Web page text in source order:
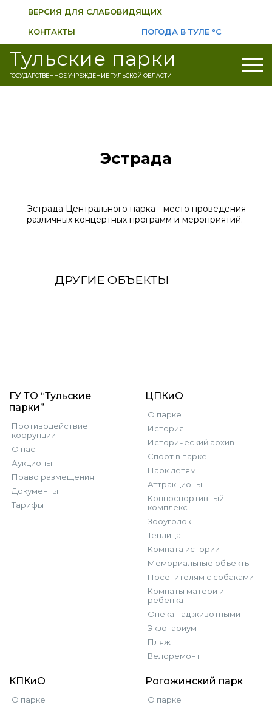
ВЕРСИЯ ДЛЯ СЛАБОВИДЯЩИХ
КОНТАКТЫ ПОГОДА В ТУЛЕ °C
Тульские парки
ГОСУДАРСТВЕННОЕ УЧРЕЖДЕНИЕ ТУЛЬСКОЙ ОБЛАСТИ
Эстрада
Эстрада Центрального парка - место проведения
различных концертных программ и мероприятий.
ДРУГИЕ ОБЪЕКТЫ
ГУ ТО “Тульские
парки”
Противодействие
коррупции
О нас
Аукционы
Право размещения
Документы
Тарифы
ЦПКиО
О парке
История
Исторический архив
Спорт в парке
Парк детям
Аттракционы
Конноспортивный
комплекс
Зооуголок
Теплица
Комната истории
Мемориальные объекты
Посетителям с собаками
Комнаты матери и
ребёнка
Опека над животными
Экзотариум
Пляж
Велоремонт
КПКиО
О парке
Рогожинский парк
О парке